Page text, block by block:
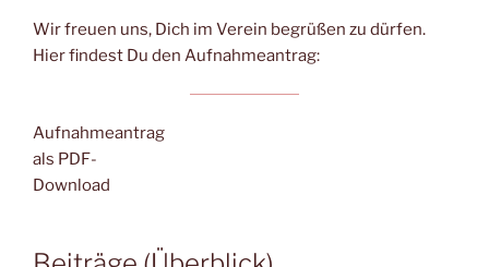
Wir freuen uns, Dich im Verein begrüßen zu dürfen.
Hier findest Du den Aufnahmeantrag:
Aufnahmeantrag
als PDF-
Download